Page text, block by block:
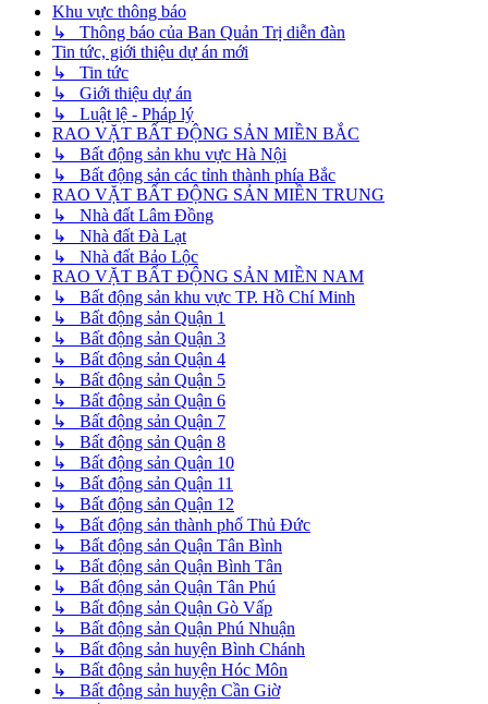
Khu vực thông báo
↳ Thông báo của Ban Quản Trị diễn đàn
Tin tức, giới thiệu dự án mới
↳ Tin tức
↳ Giới thiệu dự án
↳ Luật lệ - Pháp lý
RAO VẶT BẤT ĐỘNG SẢN MIỀN BẮC
↳ Bất động sản khu vực Hà Nội
↳ Bất động sản các tỉnh thành phía Bắc
RAO VẶT BẤT ĐỘNG SẢN MIỀN TRUNG
↳ Nhà đất Lâm Đồng
↳ Nhà đất Đà Lạt
↳ Nhà đất Bảo Lộc
RAO VẶT BẤT ĐỘNG SẢN MIỀN NAM
↳ Bất động sản khu vực TP. Hồ Chí Minh
↳ Bất động sản Quận 1
↳ Bất động sản Quận 3
↳ Bất động sản Quận 4
↳ Bất động sản Quận 5
↳ Bất động sản Quận 6
↳ Bất động sản Quận 7
↳ Bất động sản Quận 8
↳ Bất động sản Quận 10
↳ Bất động sản Quận 11
↳ Bất động sản Quận 12
↳ Bất động sản thành phố Thủ Đức
↳ Bất động sản Quận Tân Bình
↳ Bất động sản Quận Bình Tân
↳ Bất động sản Quận Tân Phú
↳ Bất động sản Quận Gò Vấp
↳ Bất động sản Quận Phú Nhuận
↳ Bất động sản huyện Bình Chánh
↳ Bất động sản huyện Hóc Môn
↳ Bất động sản huyện Cần Giờ